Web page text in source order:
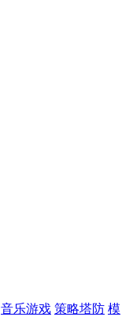
音乐游戏 策略塔防 模